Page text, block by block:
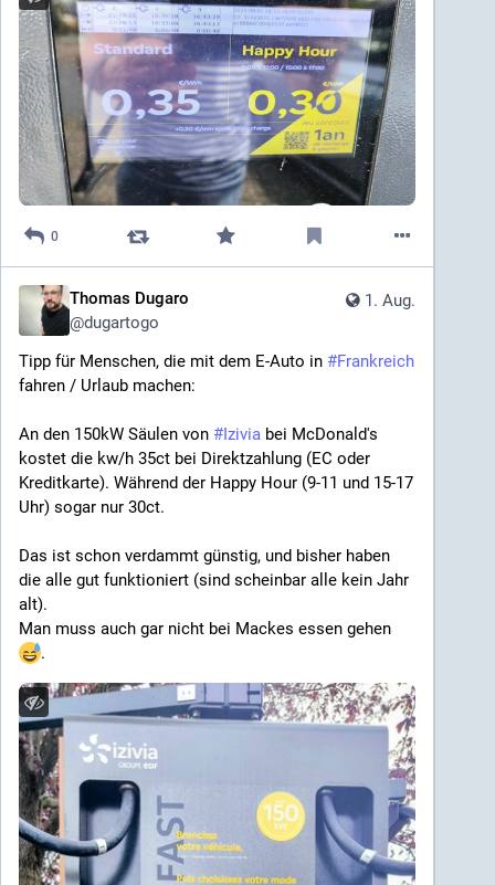
0
1. Aug.
Thomas Dugaro
@dugartogo
Tipp für Menschen, die mit dem E-Auto in #Frankreich
fahren / Urlaub machen:
An den 150kW Säulen von # Izivia bei McDonald's
kostet die kw/h 35ct bei Direktzahlung (EC oder
Kreditkarte). Während der Happy Hour (9-11 und 15-17
Uhr) sogar nur 30ct.
Das ist schon verdammt günstig, und bisher haben
die alle gut funktioniert (sind scheinbar alle kein Jahr
alt).
Man muss auch gar nicht bei Mackes essen gehen
.